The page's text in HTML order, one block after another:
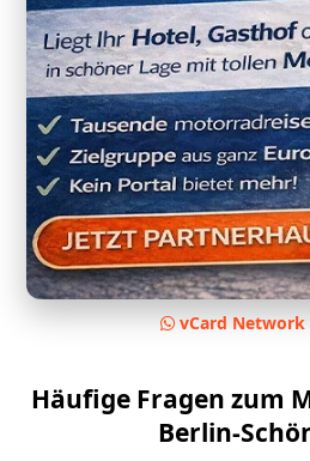
vCard Network
Häufige Fragen zum
Berlin-